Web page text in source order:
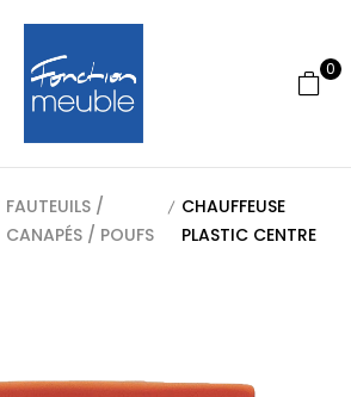
0
FAUTEUILS /
CANAPÉS / POUFS
CHAUFFEUSE
PLASTIC CENTRE